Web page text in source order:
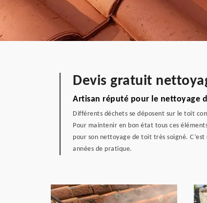
Devis gratuit
Artisan réputé pour le nettoyage
Différents déchets se déposent sur le toit
Pour maintenir en bon état tous ces
pour son nettoyage de toit très soigné.
années de pratique.